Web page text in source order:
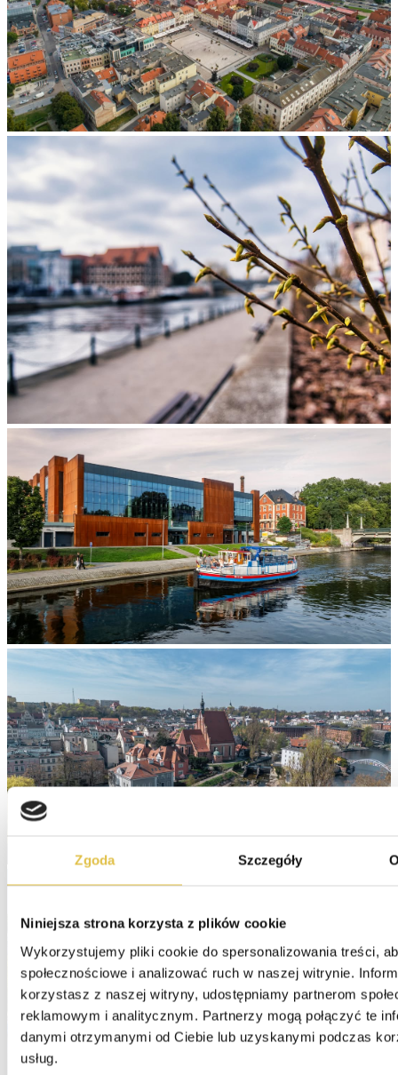
Zgoda Szczegóły
Niniejsza strona korzysta z plików cookie
Wykorzystujemy pliki cookie do spersonalizowania treści,
społecznościowe i analizować ruch w naszej witrynie.
korzystasz z naszej witryny, udostępniamy partnerom
reklamowym i analitycznym. Partnerzy mogą połączyć te
danymi otrzymanymi od Ciebie lub uzyskanymi podczas
usług.